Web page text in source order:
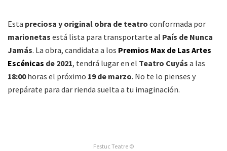
Esta preciosa y original obra de teatro conformada por
marionetas está lista para transportarte al País de Nunca
Jamás. La obra, candidata a los Premios Max de Las Artes
Escénicas de 2021, tendrá lugar en el Teatro Cuyás a las
18:00horas el próximo 19 de marzo. No te lo pienses y
prepárate para dar rienda suelta a tu imaginación.
Festuc Teatre ©